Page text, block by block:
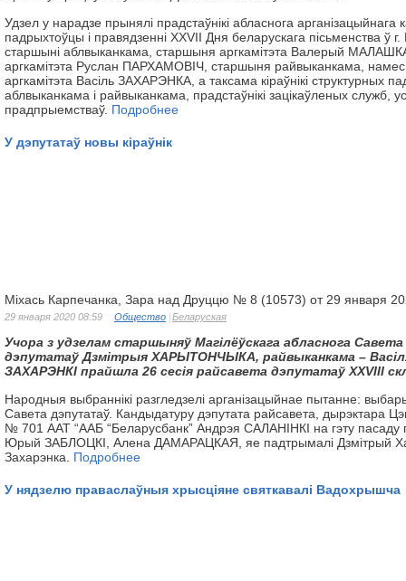
Удзел у нарадзе прынялі прадстаўнікі абласнога арганізацыйнага
падрыхтоўцы і правядзенні ХХVІІ Дня беларускага пісьменства ў
старшыні аблвыканкама, старшыня аргкамітэта Валерый МАЛАШКА
аргкамітэта Руслан ПАРХАМОВІЧ, старшыня райвыканкама,
аргкамітэта Васіль ЗАХАРЭНКА, а таксама кіраўнікі структурных
аблвыканкама і райвыканкама, прадстаўнікі зацікаўленых служб,
прадпрыемстваў. Подробнее
У дэпутатаў новы кіраўнік
Міхась Карпечанка, Зара над Друццю № 8 (10573) от 29 января
29 января 2020 08:59 Общество Беларуская
Учора з удзелам старшыняў Магілёўскага абласнога Савета
дэпутатаўДзмітрыя ХАРЫТОНЧЫКА, райвыканкама –
ЗАХАРЭНКІ прайшла 26 сесія райсавета дэпутатаў ХХVIII
Народныя выбраннікі разгледзелі арганізацыйнае пытанне:
Савета дэпутатаў. Кандыдатуру дэпутата райсавета, дырэктара
№ 701 ААТ “ААБ “Беларусбанк” Андрэя САЛАНІНКІ на гэту пасаду
Юрый ЗАБЛОЦКІ, Алена ДАМАРАЦКАЯ, яе падтрымалі Дзмітрый
Захарэнка. Подробнее
У нядзелю праваслаўныя хрысціяне святкавалі Вадохрышча